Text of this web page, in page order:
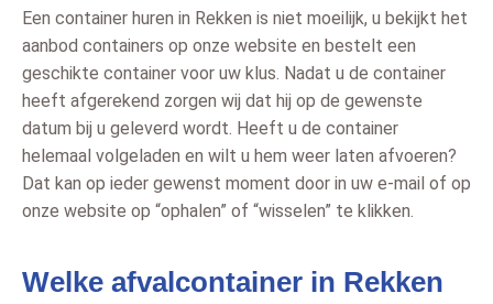
Een container huren in Rekken is niet moeilijk, u bekijkt het
aanbod containers op onze website en bestelt een
geschikte container voor uw klus. Nadat u de container
heeft afgerekend zorgen wij dat hij op de gewenste
datum bij u geleverd wordt. Heeft u de container
helemaal volgeladen en wilt u hem weer laten afvoeren?
Dat kan op ieder gewenst moment door in uw e-mail of op
onze website op “ophalen” of “wisselen” te klikken.
Welke afvalcontainer in Rekken